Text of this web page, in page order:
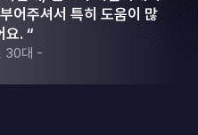
어주셔서 특히 도움이 많
요. “
30대 -